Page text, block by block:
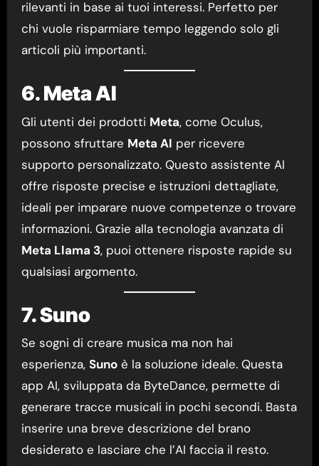
rilevanti in base ai tuoi interessi. Perfetto per
chi vuole risparmiare tempo leggendo solo gli
articoli più importanti.
6. Meta AI
Gli utenti dei prodotti Meta, come Oculus,
possono sfruttare Meta AI per ricevere
supporto personalizzato. Questo assistente AI
offre risposte precise e istruzioni dettagliate,
ideali per imparare nuove competenze o trovare
informazioni. Grazie alla tecnologia avanzata di
Meta Llama 3, puoi ottenere risposte rapide su
qualsiasi argomento.
7. Suno
Se sogni di creare musica ma non hai
esperienza, Sunoè la soluzione ideale. Questa
app AI, sviluppata da ByteDance, permette di
generare tracce musicali in pochi secondi. Basta
inserire una breve descrizione del brano
desiderato e lasciare che l’AI faccia il resto.